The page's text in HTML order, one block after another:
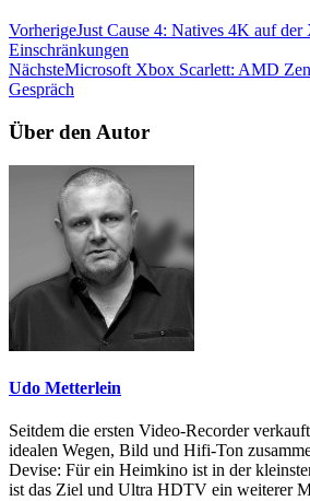
VorherigeJust Cause 4: Natives 4K auf
Einschränkungen
NächsteMicrosoft Xbox Scarlett: AMD
Gespräch
Über den Autor
Udo Metterlein
Seitdem die ersten Video-Recorder
idealen Wegen, Bild und Hifi-Ton
Devise: Für ein Heimkino ist in der
ist das Ziel und Ultra HDTV ein weiterer